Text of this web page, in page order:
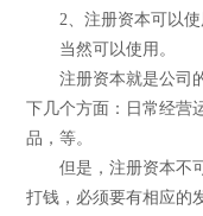
2、注册资本可以使
当然可以使用。
注册资本就是公司的
下几个方面：日常经营
品，等。
但是，注册资本不可
打钱，必须要有相应的